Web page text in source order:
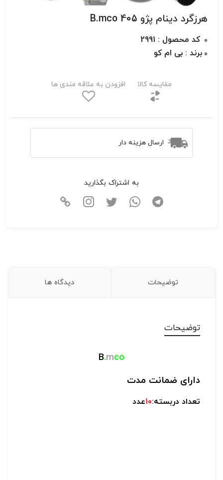
هرزگرد دینام پژو 405 B.mco
کد محصول : 2991
برند : بی ام کو
مقایسه کالا افزودن به علاقه مندی ها
ارسال هزینه دار
به اشتراک بگذارید
توضیحات دیدگاه ها
توضیحات
B.mco
دارای ضمانت مدت
تعداد دربسته:10عدد